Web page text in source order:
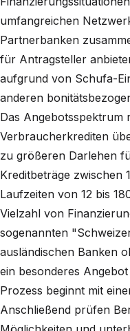
umfangreichen
Partnerbanken
für Antragsteller
aufgrund von Schufa-
anderen
Das Angebotsspektrum
Verbraucherkrediten
zu größeren Darlehen
Kreditbeträge zwischen
Laufzeiten von 12 bis
Vielzahl von
sogenannten
ausländischen Banken
ein besonderes
Prozess beginnt mit
Anschließend prüfen